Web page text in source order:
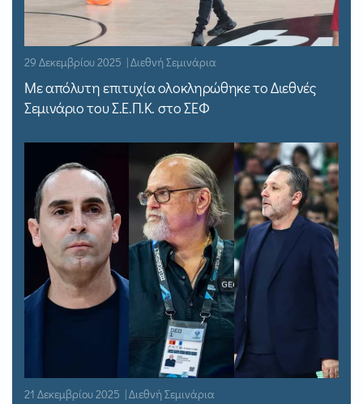
29 Δεκεμβρίου 2025 | Διεθνή Σεμινάρια
Με απόλυτη επιτυχία ολοκληρώθηκε το Διεθνές
Σεμινάριο του Σ.Ε.Π.Κ. στο ΣΕΦ
21 Δεκεμβρίου 2025 | Διεθνή Σεμινάρια